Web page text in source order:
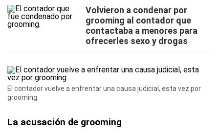
Volvieron a condenar por
grooming al contador que
contactaba a menores para
ofrecerles sexo y drogas
El contador vuelve a enfrentar una causa judicial, esta vez por
grooming.
La acusación de grooming